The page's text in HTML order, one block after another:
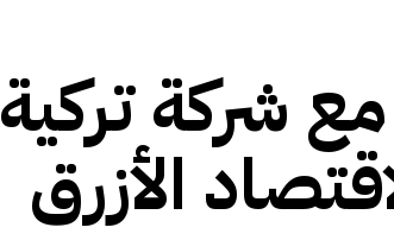
شركة تركية
الأزرق